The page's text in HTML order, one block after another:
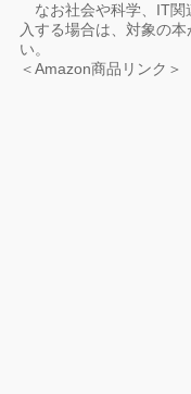
なお社会や科学、IT関
入する場合は、対象の
い。
＜Amazon商品リンク＞